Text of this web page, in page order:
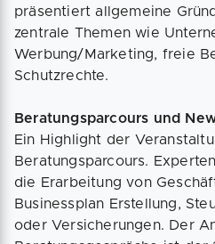
präsentiert allgemeine
zentrale Themen wie
Werbung/Marketing, freie
Schutzrechte.
Beratungsparcours und
Ein Highlight der
Beratungsparcours.
die Erarbeitung von
Businessplan Erstellung,
oder Versicherungen. Der